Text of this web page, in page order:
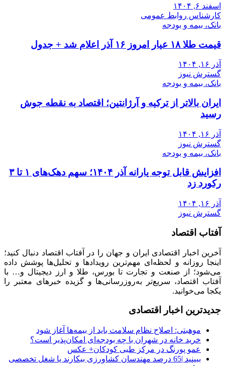
اسفند ۶, ۱۴۰۴
کارشناس روابط عمومی
بانک، بیمه و بودجه
قیمت طلا ۱۸ عیار امروز ۱۶ آذر اعلام شد + جدول
آذر ۱۶, ۱۴۰۴
گسترش نیوز
بانک، بیمه و بودجه
ایران بالاتر از ترکیه و آرژانتین؛ اقتصاد به نقطه جوش
رسید
آذر ۱۶, ۱۴۰۴
گسترش نیوز
بانک، بیمه و بودجه
افزایش قابل توجه یارانه آذر ۱۴۰۴؛ سهم دهک‌های ۱ تا ۳
رکورد زد
آذر ۱۶, ۱۴۰۴
گسترش نیوز
آفتاب اقتصاد
آخرین اخبار اقتصادی ایران و جهان را در آفتاب اقتصاد دنبال کنید؛
اینجا روزانه و لحظه‌ای مهم‌ترین رویدادها و تحلیل‌ها پوشش داده
می‌شود؛ از صنعت و تجارت تا بورس، طلا و ارز دیجیتال و… با
آفتاب اقتصاد، سریع‌تر به‌روزرسانی‌ها و گزیده خبرهای معتبر را
یکجا می‌خوانید.
جدیدترین اخبار اقتصادی
موهبتی: اصلاح نظام سلامت باید از بیمه‌ها آغاز شود
خرید خانه در شهران با چه بودجه‌ای امکان‌پذیر است؟
عمو پورنگ در مرکز طبی کودکان+ عکس
ببینید |65 درصد مهندسان کشاورزی بیکارند یا شغل تخصصی